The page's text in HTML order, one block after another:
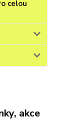
celou
akce